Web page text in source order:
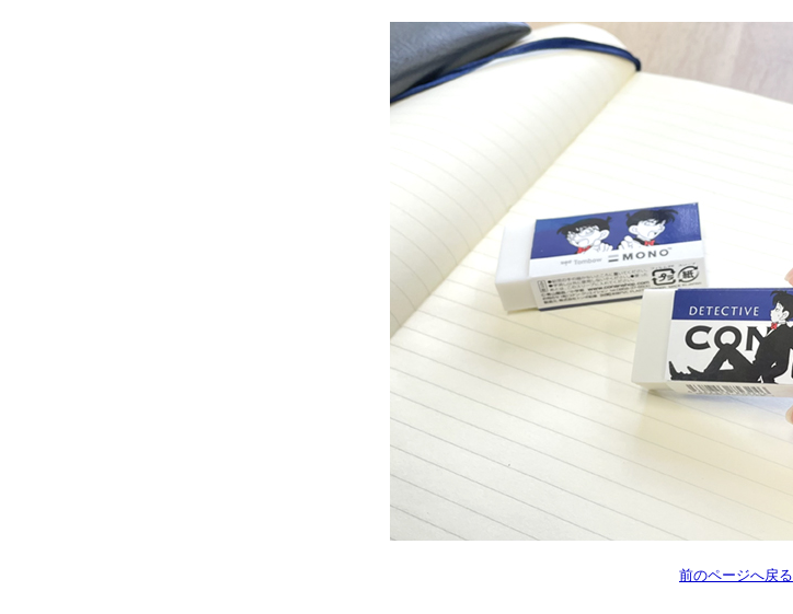
前のページへ戻る